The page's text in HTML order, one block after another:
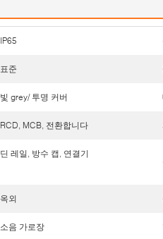
IP65
표준
빛 grey/ 투명 커버
RCD, MCB, 전환합니다
딘 레일, 방수 캡, 연결기
옥외
소음 가로장